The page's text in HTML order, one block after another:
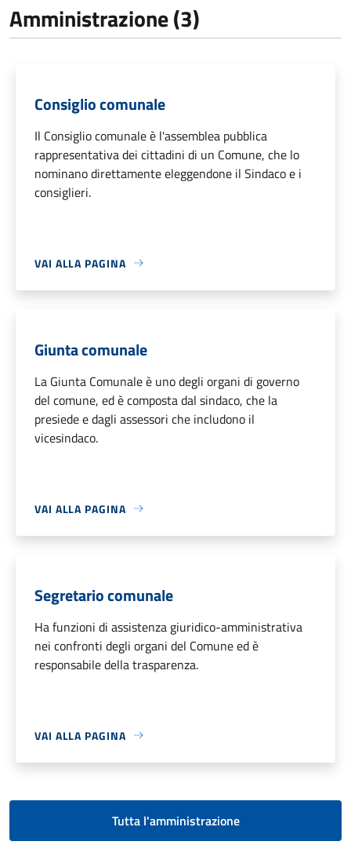
Amministrazione (3)
Consiglio comunale
Il Consiglio comunale è l'assemblea pubblica
rappresentativa dei cittadini di un Comune, che lo
nominano direttamente eleggendone il Sindaco e i
consiglieri.
VAI ALLA PAGINA
Giunta comunale
La Giunta Comunale è uno degli organi di governo
del comune, ed è composta dal sindaco, che la
presiede e dagli assessori che includono il
vicesindaco.
VAI ALLA PAGINA
Segretario comunale
Ha funzioni di assistenza giuridico-amministrativa
nei confronti degli organi del Comune ed è
responsabile della trasparenza.
VAI ALLA PAGINA
Tutta l'amministrazione